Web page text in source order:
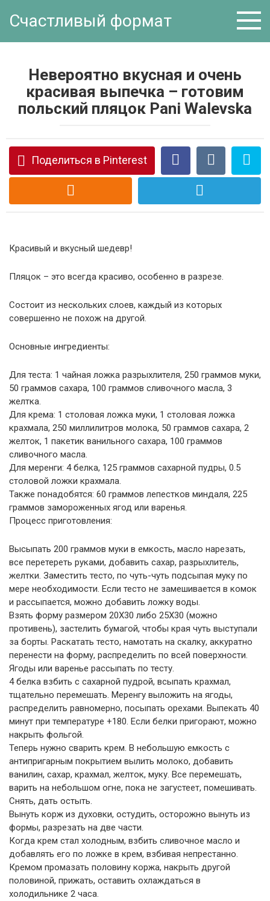
Счастливый формат
Невероятно вкусная и очень
красивая выпечка – готовим
польский пляцок Pani Walevska
Поделиться в Pinterest
Красивый и вкусный шедевр!
Пляцок – это всегда красиво, особенно в разрезе.
Состоит из нескольких слоев, каждый из которых
совершенно не похож на другой.
Основные ингредиенты:
Для теста: 1 чайная ложка разрыхлителя, 250 граммов муки,
50 граммов сахара, 100 граммов сливочного масла, 3
желтка.
Для крема: 1 столовая ложка муки, 1 столовая ложка
крахмала, 250 миллилитров молока, 50 граммов сахара, 2
желток, 1 пакетик ванильного сахара, 100 граммов
сливочного масла.
Для меренги: 4 белка, 125 граммов сахарной пудры, 0.5
столовой ложки крахмала.
Также понадобятся: 60 граммов лепестков миндаля, 225
граммов замороженных ягод или варенья.
Процесс приготовления:
Высыпать 200 граммов муки в емкость, масло нарезать,
все перетереть руками, добавить сахар, разрыхлитель,
желтки. Заместить тесто, по чуть-чуть подсыпая муку по
мере необходимости. Если тесто не замешивается в комок
и рассыпается, можно добавить ложку воды.
Взять форму размером 20Х30 либо 25Х30 (можно
противень), застелить бумагой, чтобы края чуть выступали
за борты. Раскатать тесто, намотать на скалку, аккуратно
перенести на форму, распределить по всей поверхности.
Ягоды или варенье рассыпать по тесту.
4 белка взбить с сахарной пудрой, всыпать крахмал,
тщательно перемешать. Меренгу выложить на ягоды,
распределить равномерно, посыпать орехами. Выпекать 40
минут при температуре +180. Если белки пригорают, можно
накрыть фольгой.
Теперь нужно сварить крем. В небольшую емкость с
антипригарным покрытием вылить молоко, добавить
ванилин, сахар, крахмал, желток, муку. Все перемешать,
варить на небольшом огне, пока не загустеет, помешивать.
Снять, дать остыть.
Вынуть корж из духовки, остудить, осторожно вынуть из
формы, разрезать на две части.
Когда крем стал холодным, взбить сливочное масло и
добавлять его по ложке в крем, взбивая непрестанно.
Кремом промазать половину коржа, накрыть другой
половиной, прижать, оставить охлаждаться в
холодильнике 2 часа.